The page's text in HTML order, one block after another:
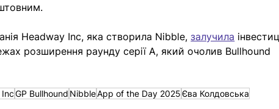
Headway Inc, яка створила Nibble, залучила
розширення раунду серії A, який очолив Bullhound
GP Bullhound NibbleApp of the Day 2025Єва Колдовська